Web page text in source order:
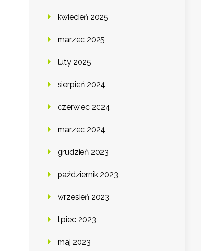
kwiecień 2025
marzec 2025
luty 2025
sierpień 2024
czerwiec 2024
marzec 2024
grudzień 2023
październik 2023
wrzesień 2023
lipiec 2023
maj 2023